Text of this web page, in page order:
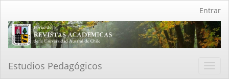
Contenido
principal
Barra
Entrar
Estudios Pedagógicos